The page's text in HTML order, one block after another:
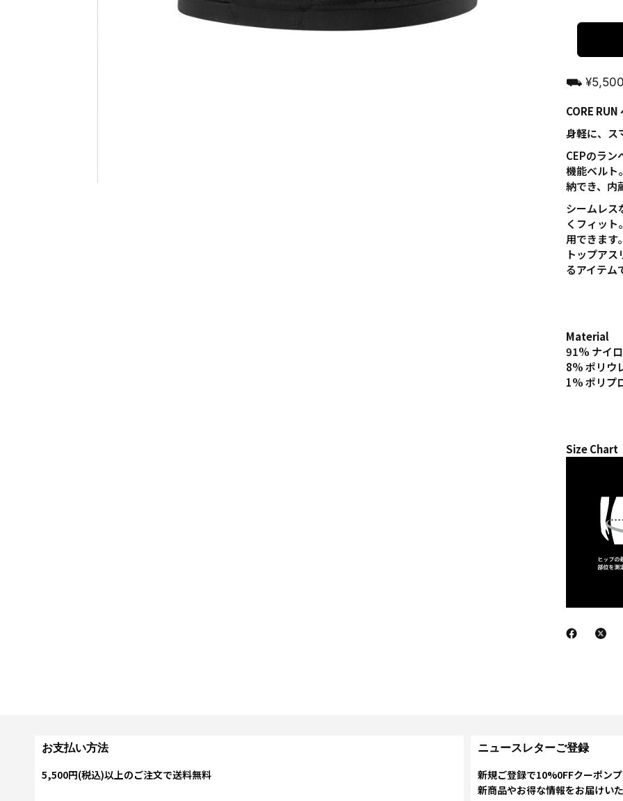
⛟ ¥5,500
CORE RUN
身軽に、ス
CEPのラン
機能ベルト
納でき、内
シームレス
くフィット
用できます
トップア
るアイテム
Material
91% ナイ
8%ポリウ
1% ポリプ
Size Chart
お支払い方法
5,500円(税込)以上のご注文で送料無料
ニュースレターご登録
新規ご登録で10%0FFクーポン
新商品やお得な情報をお届けい